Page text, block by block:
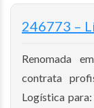
246773 –
Renomada
contrata
Logística